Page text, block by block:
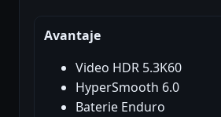
Avantaje
Video HDR 5.3K60
HyperSmooth 6.0
Baterie Enduro